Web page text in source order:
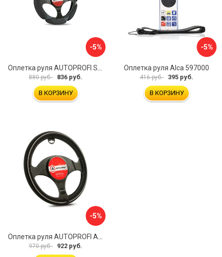
-5%
880 руб. 836 руб.
В КОРЗИНУ
-5%
Оплетка руля Alca 597000
416 руб. 395 руб.
В КОРЗИНУ
-5%
970 руб. 922 руб.